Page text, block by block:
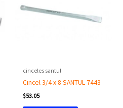
cinceles santul
Cincel 3/4 x 8 SANTUL 7443
$53.05